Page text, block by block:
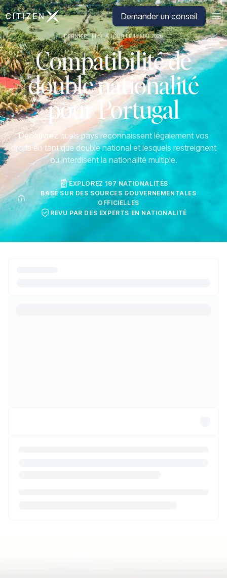
Aller à la page d'accueil de CitizenXDemander un conseil
DERNIÈRE MISE À JOUR LE 19 MAI 2026
Compatibilité de
double nationalité
pour Portugal
Découvrez quels pays reconnaissent légalement vos
droits en tant que double national et lesquels restreignent
ou interdisent la nationalité multiple.
EXPLOREZ 197 NATIONALITÉS
BASÉ SUR DES SOURCES GOUVERNEMENTALES
OFFICIELLES
REVU PAR DES EXPERTS EN NATIONALITÉ